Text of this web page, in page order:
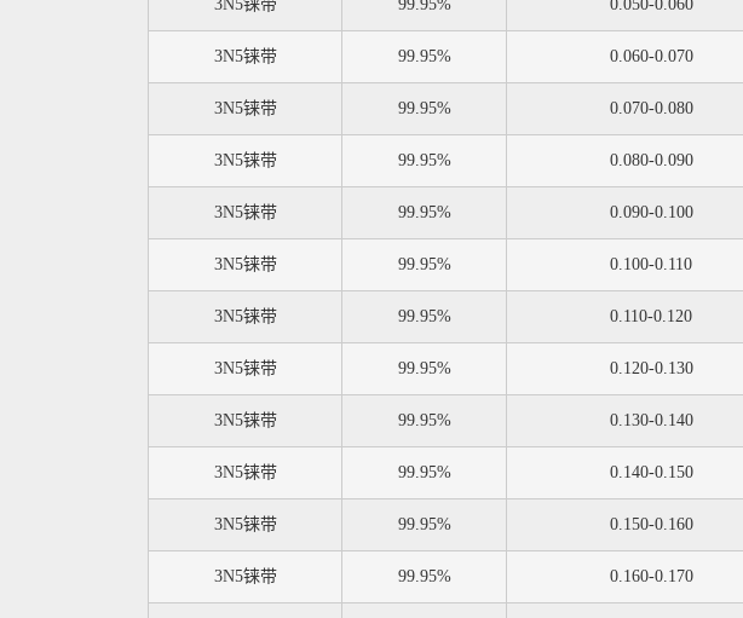
3N5铼带 99.95% 0.050-0.060
3N5铼带 99.95% 0.060-0.070
3N5铼带 99.95% 0.070-0.080
3N5铼带 99.95% 0.080-0.090
3N5铼带 99.95% 0.090-0.100
3N5铼带 99.95% 0.100-0.110
3N5铼带 99.95% 0.110-0.120
3N5铼带 99.95% 0.120-0.130
3N5铼带 99.95% 0.130-0.140
3N5铼带 99.95% 0.140-0.150
3N5铼带 99.95% 0.150-0.160
3N5铼带 99.95% 0.160-0.170